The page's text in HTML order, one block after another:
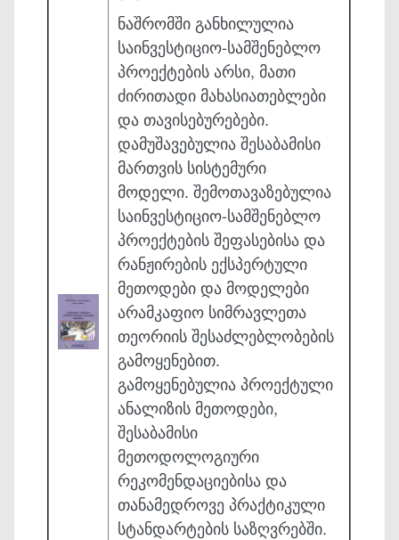
ნაშრომში განხილულია
საინვესტიციო-სამშენებლო
პროექტების არ­სი, მათი
ძირითადი მახასიათებლები
და თავისებურებები.
დამუშავე­ბულია შესაბამისი
მართვის სისტემური
მოდელი. შემოთავაზებულია
სა­ინ­ვესტიციო-სამშენებლო
პროექტების შეფასებისა და
რანჟირების ექსპერ­ტული
მეთოდები და მოდელები
არა­მკა­ფიო სიმრავლეთა
თეორიის შესა­ძლებლობების
გამოყენებით.
გამოყენებულია პროექტული
ანალიზის მე­თო­დები,
შესაბამისი
მეთოდოლოგიური
რეკომენდა­ციებისა და
თანამე­დრო­ვე პრაქტიკული
სტანდარტების საზღვრებში.